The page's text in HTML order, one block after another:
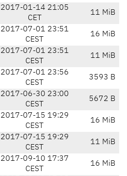
2017-01-14 21:05
CET
11 MiB
2017-07-01 23:51
CEST
16 MiB
2017-07-01 23:51
CEST
11 MiB
2017-07-01 23:56
CEST
3593 B
2017-06-30 23:00
CEST
5672 B
2017-07-15 19:29
CEST
16 MiB
2017-07-15 19:29
CEST
11 MiB
2017-09-10 17:37
CEST
16 MiB